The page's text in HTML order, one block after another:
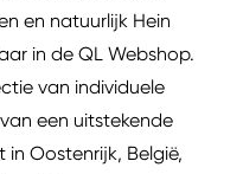
en natuurlijk Hein
in de QL Webshop.
van individuele
een uitstekende
Oostenrijk, België,